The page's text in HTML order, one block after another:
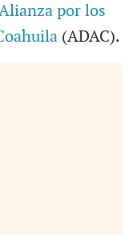
por los
(ADAC).